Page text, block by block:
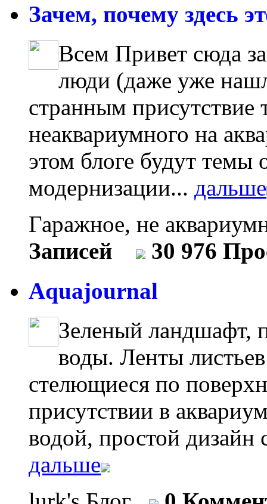
Зачем, почему здесь
Всем Привет сюда
люди (даже уже
странным присутствие
неаквариумного на
этом блоге будут темы
модернизации... дальше
Гаражное, не
Записей
30 976
Aquajournal
Зеленый ландшафт,
воды. Ленты
стелющиеся по
присутствии в
водой, простой дизайн
дальше